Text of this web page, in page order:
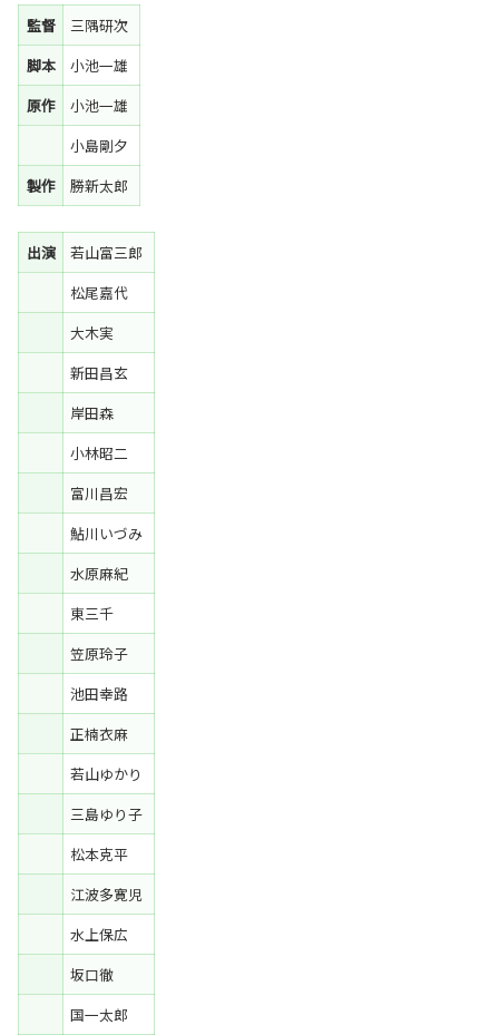
監督
三隅研次
脚本
小池一雄
原作
小池一雄
小島剛夕
製作
勝新太郎
出演
若山富三郎
松尾嘉代
大木実
新田昌玄
岸田森
小林昭二
富川昌宏
鮎川いづみ
水原麻紀
東三千
笠原玲子
池田幸路
正楠衣麻
若山ゆかり
三島ゆり子
松本克平
江波多寛児
水上保広
坂口徹
国一太郎